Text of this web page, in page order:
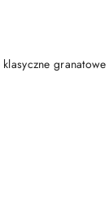
granatowe